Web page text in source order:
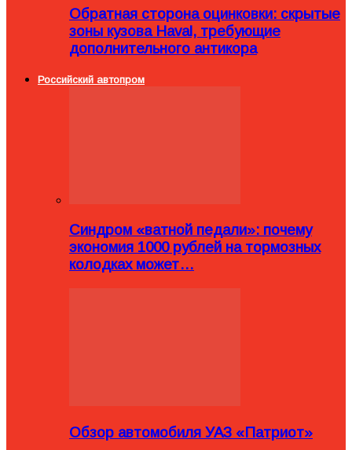
Обратная сторона оцинковки: скрытые
зоны кузова Haval, требующие
дополнительного антикора
Российский автопром
Синдром «ватной педали»: почему
экономия 1000 рублей на тормозных
колодках может…
Обзор автомобиля УАЗ «Патриот»